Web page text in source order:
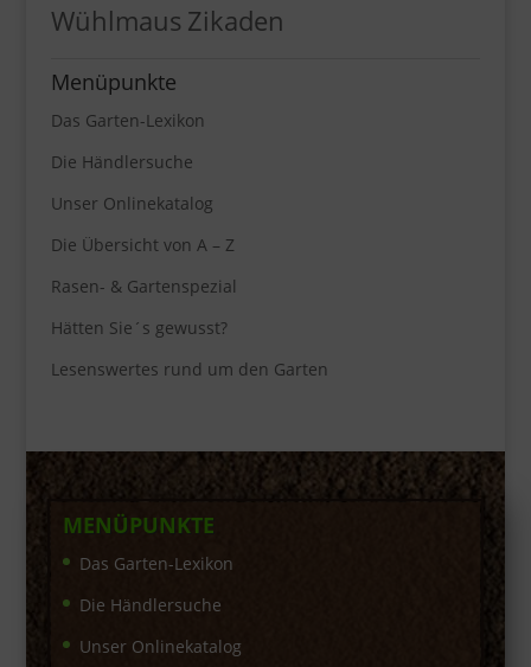
Wühlmaus Zikaden
Menüpunkte
Das Garten-Lexikon
Die Händlersuche
Unser Onlinekatalog
Die Übersicht von A – Z
Rasen- & Gartenspezial
Hätten Sie´s gewusst?
Lesenswertes rund um den Garten
MENÜPUNKTE
Das Garten-Lexikon
Die Händlersuche
Unser Onlinekatalog